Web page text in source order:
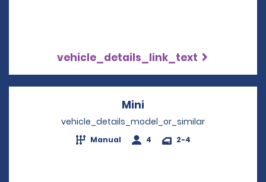
vehicle_details_link_text
Mini
vehicle_details_model_or_similar
Manual 4 2-4